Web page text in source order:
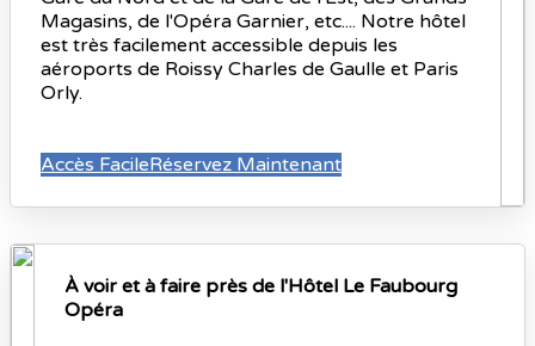
Magasins, de l'Opéra Garnier, etc.... Notre hôtel
est très facilement accessible depuis les
aéroports de Roissy Charles de Gaulle et Paris
Orly.
Accès FacileRéservez Maintenant
À voir et à faire près de l'Hôtel Le Faubourg
Opéra